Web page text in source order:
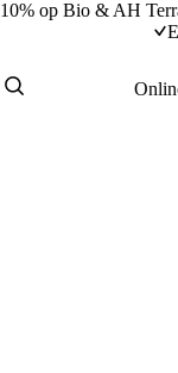
10% op Bio & AH